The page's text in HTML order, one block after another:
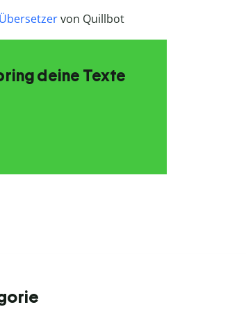
Übersetzervon Quillbot
deine Texte